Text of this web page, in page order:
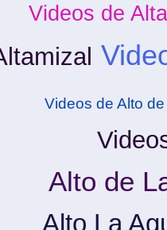
Videos de
Videos de Alto
Alto de
Alto La